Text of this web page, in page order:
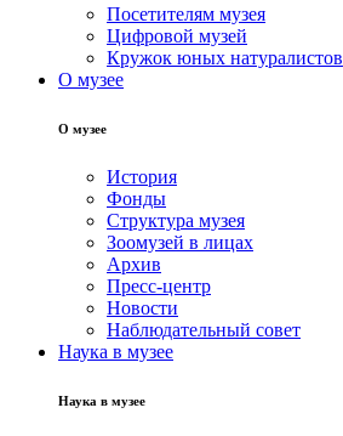
Посетителям музея
Цифровой музей
Кружок юных натуралистов
О музее
О музее
История
Фонды
Структура музея
Зоомузей в лицах
Архив
Пресс-центр
Новости
Наблюдательный совет
Наука в музее
Наука в музее